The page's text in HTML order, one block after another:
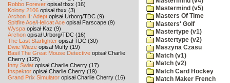
Robbo Forever opisał tbxx (16)
Kolony 2106 opisał tbxx (3)
Archon II: Adept opisał Urborg/TDC (9)
Spitfire Ace/Hellcat Ace opisał Farscape (9)
Wyspa opisał Kaz (9)
Archon opisał Urborg/TDC (16)
The Last Starfighter opisał TDC (30)
Dwie Wieże opisał Muffy (19)
Basil The Great Mouse Detective opisał Charlie
Cherry (125)
Inny Świat opisał Charlie Cherry (17)
Inspektor opisał Charlie Cherry (19)
Grand Prix Simulator opisał Charlie Cherry (16)
Mastermind (v5)
Masters Of Time
Masters' Golf
Mastertype (v1)
Mastertype (v2)
Maszyna Czasu
Match (v1)
Match (v2)
Match Card Hockey
Match Maker French